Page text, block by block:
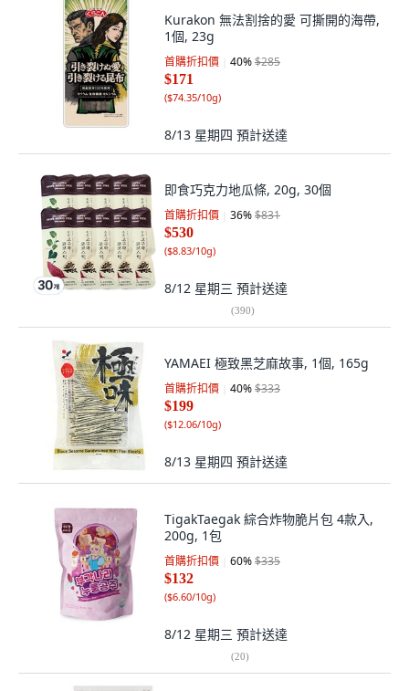
Kurakon 無法割捨的愛 可撕開的海帶,
1個, 23g
首購折扣價 40%$285
$171
($74.35/10g)
8/13 星期四 預計送達
即食巧克力地瓜條, 20g, 30個
首購折扣價 36%$831
$530
($8.83/10g)
8/12 星期三 預計送達
(390)
YAMAEI 極致黑芝麻故事, 1個, 165g
首購折扣價 40%$333
$199
($12.06/10g)
8/13 星期四 預計送達
TigakTaegak 綜合炸物脆片包 4款入,
200g, 1包
首購折扣價 60%$335
$132
($6.60/10g)
8/12 星期三 預計送達
(20)